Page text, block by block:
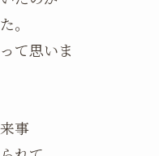
。
て思いま
事